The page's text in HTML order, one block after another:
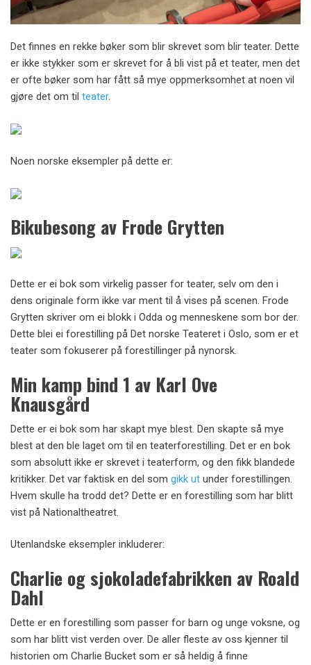
Det finnes en rekke bøker som blir skrevet som blir teater. Dette
er ikke stykker som er skrevet for å bli vist på et teater, men det
er ofte bøker som har fått så mye oppmerksomhet at noen vil
gjøre det om til teater.
Noen norske eksempler på dette er:
Bikubesong av Frode Grytten
Dette er ei bok som virkelig passer for teater, selv om den i
dens originale form ikke var ment til å vises på scenen. Frode
Grytten skriver om ei blokk i Odda og menneskene som bor der.
Dette blei ei forestilling på Det norske Teateret i Oslo, som er et
teater som fokuserer på forestillinger på nynorsk.
Min kamp bind 1 av Karl Ove
Knausgård
Dette er ei bok som har skapt mye blest. Den skapte så mye
blest at den ble laget om til en teaterforestilling. Det er en bok
som absolutt ikke er skrevet i teaterform, og den fikk blandede
kritikker. Det var faktisk en del som gikk ut under forestillingen.
Hvem skulle ha trodd det? Dette er en forestilling som har blitt
vist på Nationaltheatret.
Utenlandske eksempler inkluderer:
Charlie og sjokoladefabrikken av Roald
Dahl
Dette er en forestilling som passer for barn og unge voksne, og
som har blitt vist verden over. De aller fleste av oss kjenner til
historien om Charlie Bucket som er så heldig å finne